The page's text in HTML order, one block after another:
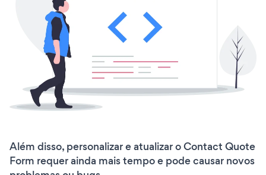
Além disso, personalizar e atualizar o Contact Quote
Form requer ainda mais tempo e pode causar novos